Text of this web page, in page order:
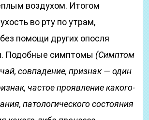
воздухом. Итогом
во рту по утрам,
помощи других опосля
Подобные симптомы (Симптом
совпадение, признак — один
частое проявление какого-
патологического состояния